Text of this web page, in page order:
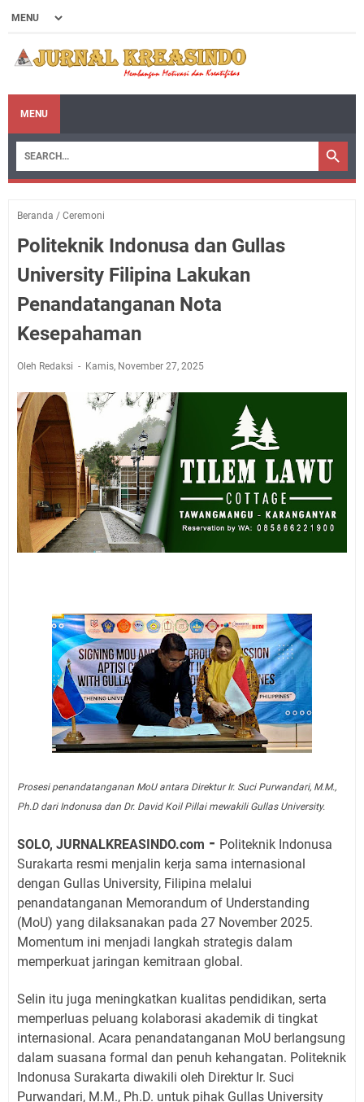
MENU
Beranda / Ceremoni
Politeknik Indonusa dan Gullas
University Filipina Lakukan
Penandatanganan Nota
Kesepahaman
Oleh Redaksi Kamis, November 27, 2025
Prosesi penandatanganan MoU antara Direktur Ir. Suci Purwandari, M.M.,
Ph.D dari Indonusa dan Dr. David Koil Pillai mewakili Gullas University.
SOLO, JURNALKREASINDO.com - Politeknik Indonusa
Surakarta resmi menjalin kerja sama internasional
dengan Gullas University, Filipina melalui
penandatanganan Memorandum of Understanding
(MoU) yang dilaksanakan pada 27 November 2025.
Momentum ini menjadi langkah strategis dalam
memperkuat jaringan kemitraan global.
Selin itu juga meningkatkan kualitas pendidikan, serta
memperluas peluang kolaborasi akademik di tingkat
internasional. Acara penandatanganan MoU berlangsung
dalam suasana formal dan penuh kehangatan. Politeknik
Indonusa Surakarta diwakili oleh Direktur Ir. Suci
Purwandari, M.M., Ph.D. untuk pihak Gullas University